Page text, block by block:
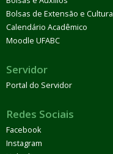
Bolsas de Extensão e Cultura
Calendário Acadêmico
Moodle UFABC
Servidor
Portal do Servidor
Redes Sociais
Facebook
Instagram